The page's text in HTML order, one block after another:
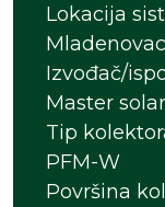
Lokacija
Mladenovac
Izvođač/
Master
Tip
PFM-W
Površina